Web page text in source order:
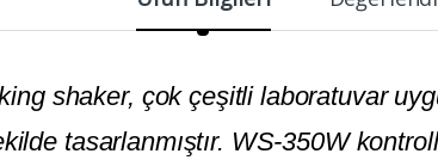
shaker, çok çeşitli laboratuvar
tasarlanmıştır. WS-350W